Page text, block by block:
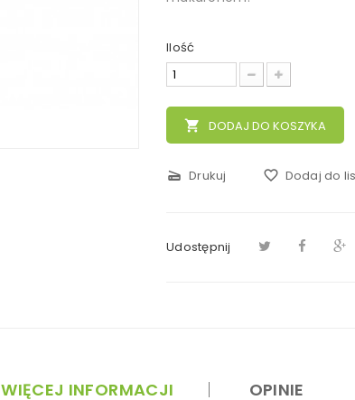
Ilość
local_grocery_store DODAJ DO KOSZYKA
scanner Drukuj favorite_border Dodaj do
Udostępnij
WIĘCEJ INFORMACJI OPINIE